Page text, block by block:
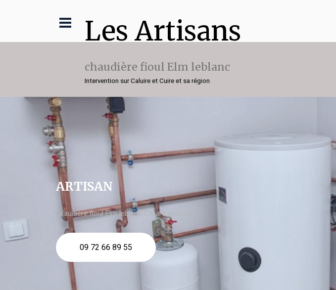
Les Artisans
chaudière fioul Elm leblanc
Intervention sur Caluire et Cuire et sa région
ARTISAN
chaudière fioul Elm leblanc Caluire et Cuire
09 72 66 89 55